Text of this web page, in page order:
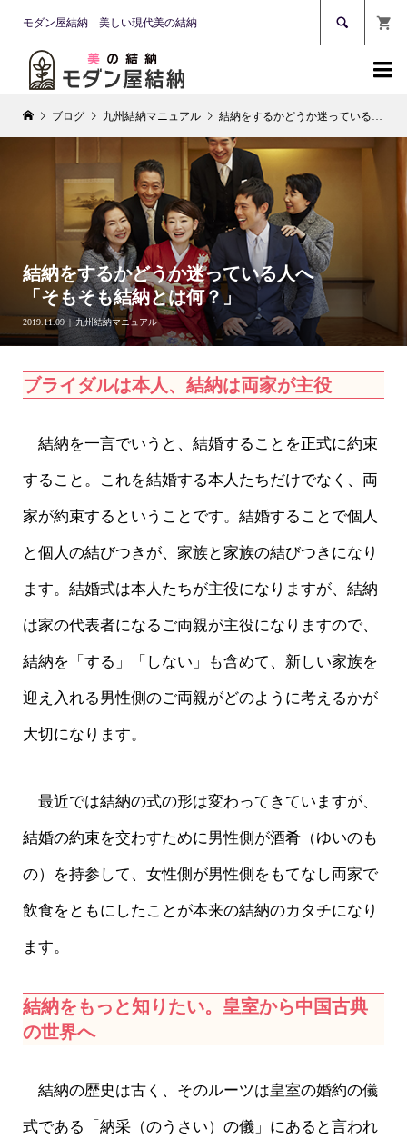
モダン屋結納 美しい現代美の結納 

ブログ 九州結納マニュアル 結納をするかどうか迷っている人へ「そもそも結納とは何？」
結納をするかどうか迷っている人へ
「そもそも結納とは何？」
2019.11.09 九州結納マニュアル
ブライダルは本人、結納は両家が主役
結納を一言でいうと、結婚することを正式に約束
すること。これを結婚する本人たちだけでなく、両
家が約束するということです。結婚することで個人
と個人の結びつきが、家族と家族の結びつきになり
ます。結婚式は本人たちが主役になりますが、結納
は家の代表者になるご両親が主役になりますので、
結納を「する」「しない」も含めて、新しい家族を
迎え入れる男性側のご両親がどのように考えるかが
大切になります。
最近では結納の式の形は変わってきていますが、
結婚の約束を交わすために男性側が酒肴（ゆいのも
の）を持参して、女性側が男性側をもてなし両家で
飲食をともにしたことが本来の結納のカタチになり
ます。
結納をもっと知りたい。皇室から中国古典
の世界へ
結納の歴史は古く、そのルーツは皇室の婚約の儀
式である「納采（のうさい）の儀」にあると言われ